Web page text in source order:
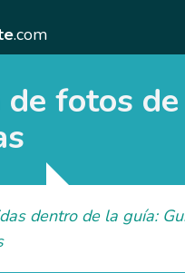
.com
de fotos de
dentro de la guía: